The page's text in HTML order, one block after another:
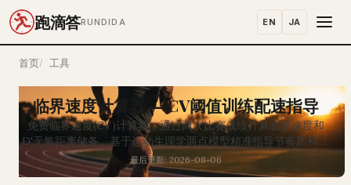
跑滴答RUNDIDA EN JA
首页 工具
临界速度计算器 — CV阈值训练配速指导
免费临界速度(CV)计算器，通过两次比赛成绩计算临界速度和
D'无氧距离储备。基于运动生理学两点模型精准指导节奏跑和乳
酸阈值训练的最佳配速区间。
最后更新: 2026-08-06